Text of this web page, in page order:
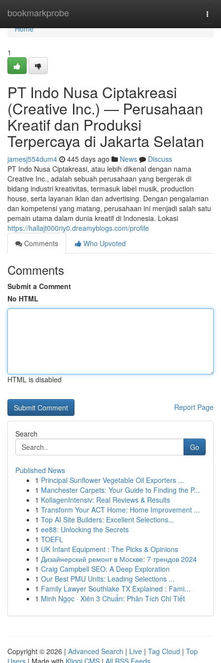
bookmarkprobe
Home
Home
1
PT Indo Nusa Ciptakreasi
(Creative Inc.) — Perusahaan
Kreatif dan Produksi
Terpercaya di Jakarta Selatan
jamesj554dum4 445 days ago News
Discuss
PT Indo Nusa Ciptakreasi, atau lebih dikenal dengan nama
Creative Inc., adalah sebuah perusahaan yang bergerak di
bidang industri kreativitas, termasuk label musik, production
house, serta layanan iklan dan advertising. Dengan pengalaman
dan kompetensi yang matang, perusahaan ini menjadi salah satu
pemain utama dalam dunia kreatif di Indonesia. Lokasi
https://hallajt000riy0.dreamyblogs.com/profile
Comments
Who Upvoted
Comments
Submit a Comment
No HTML
HTML is disabled
Report Page
Search
Go
Published News
1 Principal Sunflower Vegetable Oil Exporters ...
1 Manchester Carpets: Your Guide to Finding the P...
1 KollagenIntensiv: Real Reviews & Results
1 Transform Your ACT Home: Home Improvement ...
1 Top AI Site Builders: Excellent Selections...
1 ee88: Unlocking the Secrets
1 TOEFL
1 UK Infant Equipment : The Picks & Opinions
1 Дизайнерский ремонт в Москве: 7 трендов 2024
1 Craig Campbell SEO: A Deep Exploration
1 Our Best PMU Units: Leading Selections ...
1 Family Lawyer Southlake TX Explained : Fami...
1 Minh Ngọc · Xiên 3 Chuẩn: Phân Tích Chi Tiết
Copyright © 2026 | Advanced Search | Live | Tag Cloud | Top
Users | Made with Kliqqi CMS | All RSS Feeds